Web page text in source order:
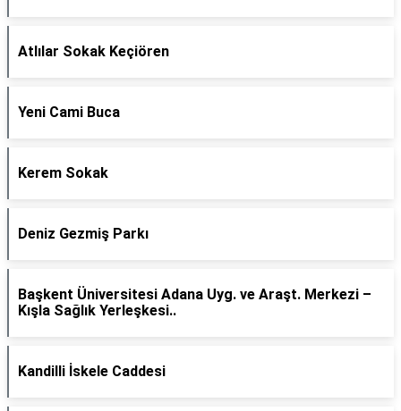
Atlılar Sokak Keçiören
Yeni Cami Buca
Kerem Sokak
Deniz Gezmiş Parkı
Başkent Üniversitesi Adana Uyg. ve Araşt. Merkezi –
Kışla Sağlık Yerleşkesi..
Kandilli İskele Caddesi